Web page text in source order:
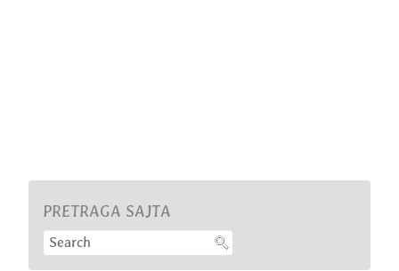
PRETRAGA SAJTA